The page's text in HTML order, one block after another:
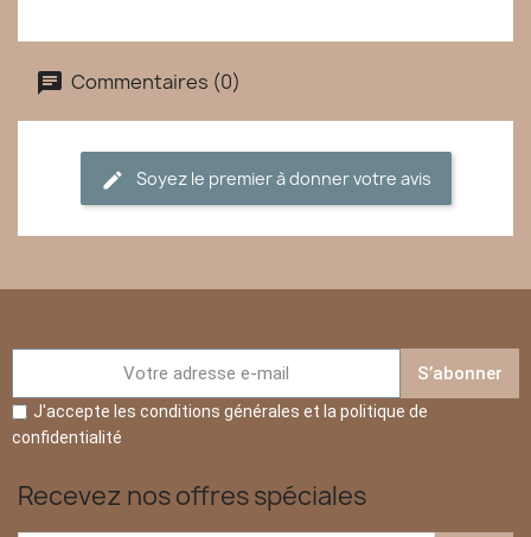
Commentaires (0)
Soyez le premier à donner votre avis
S’abonner
J'accepte les conditions générales et la politique de
confidentialité
Recevez nos offres spéciales